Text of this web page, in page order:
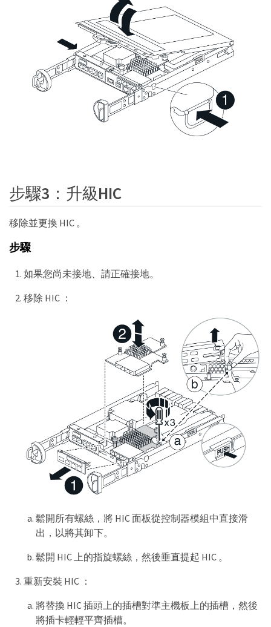
步驟3：升級HIC
移除並更換 HIC 。
步驟
如果您尚未接地、請正確接地。
移除 HIC ：
鬆開所有螺絲，將 HIC 面板從控制器模組中直接滑
出，以將其卸下。
鬆開 HIC 上的指旋螺絲，然後垂直提起 HIC 。
重新安裝 HIC ：
將替換 HIC 插頭上的插槽對準主機板上的插槽，然後
將插卡輕輕平齊插槽。